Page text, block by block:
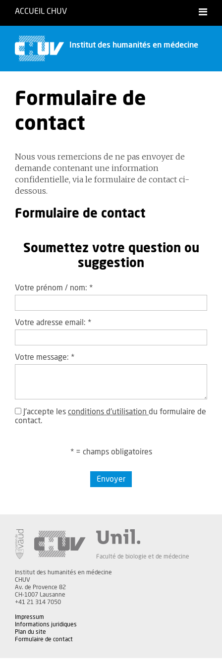
ACCUEIL CHUV
Institut des humanités en médecine
Formulaire de
contact
Nous vous remercions de ne pas envoyer de
demande contenant une information
confidentielle, via le formulaire de contact ci-
dessous.
Formulaire de contact
Soumettez votre question ou
suggestion
Votre prénom / nom: *
Votre adresse email: *
Votre message: *
J'accepte les conditions d'utilisation du formulaire de
contact.
* = champs obligatoires
Envoyer
Faculté de biologie et de médecine
Institut des humanités en médecine
CHUV
Av. de Provence 82
CH-1007 Lausanne
+41 21 314 7050
Impressum
Informations juridiques
Plan du site
Formulaire de contact